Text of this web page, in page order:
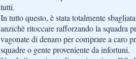
tutti.
In tutto questo, è stata totalmente
anzichè ritoccare rafforzando la squadra
vagonate di denaro per comprare a caro
squadre o gente proveniente da infortuni.